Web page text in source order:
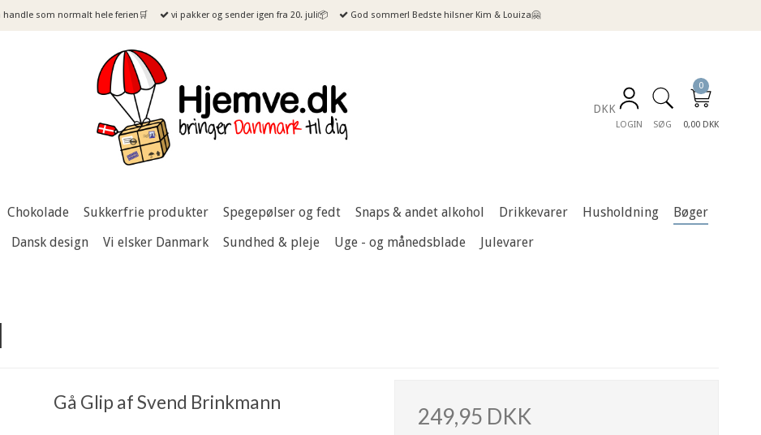
som normalt hele ferien🛒 vi pakker og sender igen fra 20. juli📦 God sommer! Bedste hilsner Kim & Louiza🤗
DKK
LOGIN SØG
0
0,00 DKK
Chokolade Sukkerfrie produkter Spegepølser og fedt Snaps & andet alkohol Drikkevarer Husholdning
Bøger
Dansk design Vi elsker Danmark Sundhed & pleje Uge - og månedsblade Julevarer
Gå Glip af Svend Brinkmann
249,95 DKK